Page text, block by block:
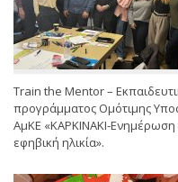
Train the Mentor –
προγράμματος Ομότιμης
ΑμΚΕ «ΚΑΡΚΙΝΑΚΙ-Ενημέρωση
εφηβική ηλικία».